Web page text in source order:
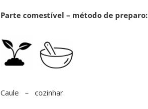
Parte comestível – método de preparo:
Caule – cozinhar